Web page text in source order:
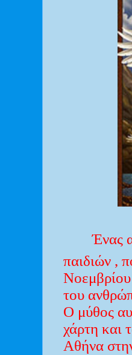
Ένας
παιδιών ,
του
Ο μύθος
χάρτη και
Αθήνα